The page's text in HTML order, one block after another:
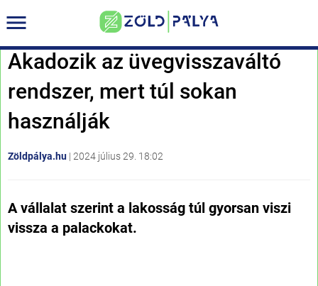
Akadozik az üvegvisszaváltó
rendszer, mert túl sokan
használják
Zöldpálya.hu | 2024 július 29. 18:02
A vállalat szerint a lakosság túl gyorsan viszi
vissza a palackokat.